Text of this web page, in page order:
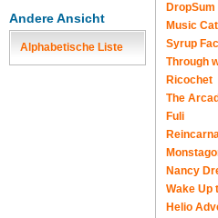
Andere Ansicht
Alphabetische Liste
Music
Syrup
Through
Ricochet
The
Fuli
Nancy
Wake Up
Helio